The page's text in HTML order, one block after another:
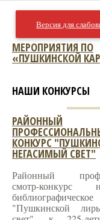
Версия для
МЕРОПРИЯТИЯ ПО
«ПУШКИНСКОЙ
НАШИ КОНКУРСЫ
РАЙОННЫЙ
КОНКУРС
НЕГАСИМЫЙ СВЕТ"
Районный
смотр-
"Пушкинской